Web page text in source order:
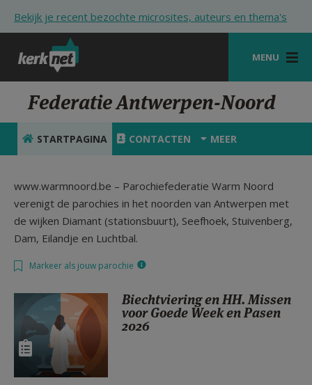
Bekijk je recent bezochte microsites, auteurs en thema's
MENU
STARTPAGINA
VIERINGEN
SHOP
ZOEKEN
HULP
STARTPAGINA PORTAAL
MIJN PAROCHIE
AANMELDEN OF REGISTREREN
Federatie Antwerpen-Noord
STARTPAGINA CONTACTEN MEER
www.warmnoord.be – Parochiefederatie Warm Noord
verenigt de parochies in het noorden van Antwerpen met
de wijken Diamant (stationsbuurt), Seefhoek, Stuivenberg,
Dam, Eilandje en Luchtbal.
Markeer als jouw parochie
Biechtviering en HH. Missen
voor Goede Week en Pasen
2026